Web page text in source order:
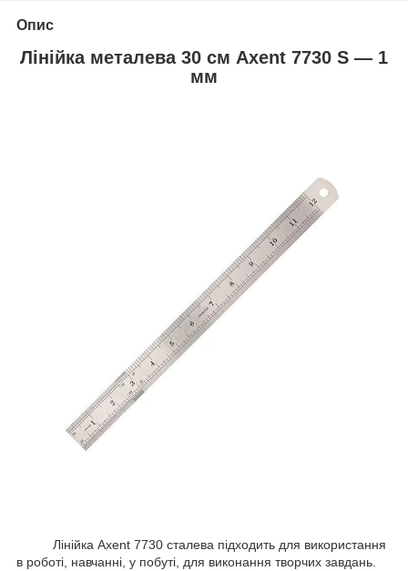
Опис
Лінійка металева 30 см Axent 7730 S — 1
мм
Лінійка Axent 7730 сталева підходить для використання
в роботі, навчанні, у побуті, для виконання творчих завдань.